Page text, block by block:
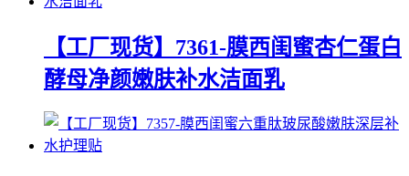
【工厂现货】7361-膜西闺蜜杏仁蛋白
酵母净颜嫩肤补水洁面乳